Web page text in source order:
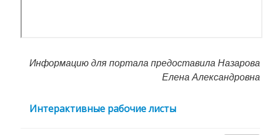
Информацию для портала предоставила Назарова
Елена Александровна
Интерактивные рабочие листы